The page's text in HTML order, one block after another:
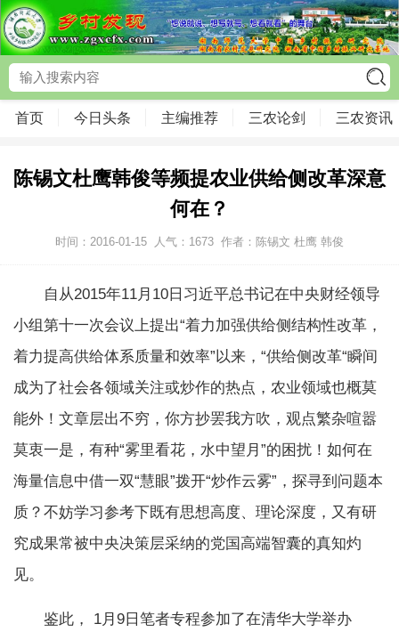
首页 今日头条 主编推荐 三农论剑 三农资讯
陈锡文杜鹰韩俊等频提农业供给侧改革深意
何在？
时间：2016-01-15 人气： 1673 作者：陈锡文 杜鹰 韩俊
自从2015年11月 10 日习近平总书记在中央财经领导
小组第十一次会议上提出“着力加强供给侧结构性改革，
着力提高供给体系质量和效率”以来， “供给侧改革“瞬间
成为了社会各领域关注或炒作的热点，农业领域也概莫
能外！文章层出不穷，你方抄罢我方吹，观点繁杂喧嚣
莫衷一是，有种“雾里看花，水中望月 ”的困扰！如何在
海量信息中借一双“慧眼”拨开“炒作云雾” ，探寻到问题本
质？不妨学习参考下既有思想高度、理论深度，又有研
究成果常被中央决策层采纳的党国高端智囊的真知灼
见。
鉴此， 1月 9 日笔者专程参加了在清华大学举办